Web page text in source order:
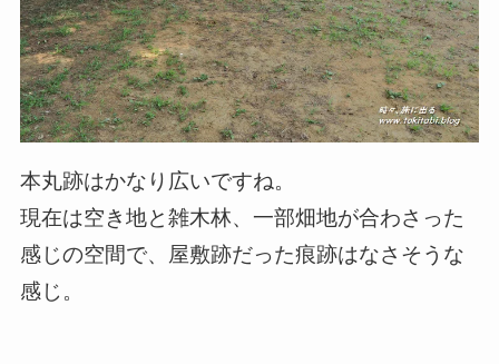
本丸跡はかなり広いですね。
現在は空き地と雑木林、一部畑地が合わさった
感じの空間で、屋敷跡だった痕跡はなさそうな
感じ。